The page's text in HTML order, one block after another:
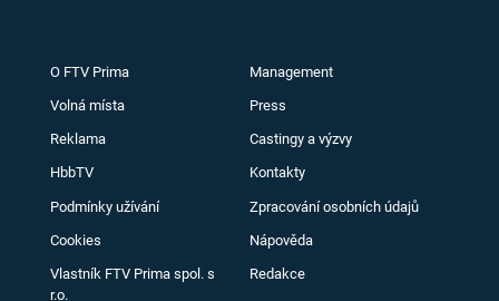
O FTV Prima Management
Volná místa Press
Reklama Castingy a výzvy
HbbTV Kontakty
Podmínky užívání Zpracování osobních údajů
Cookies Nápověda
Vlastník FTV Prima spol. s
r.o.
Redakce